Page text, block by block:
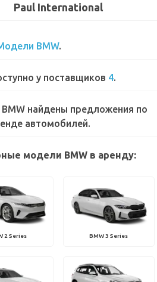
Paul International
BMW.
у поставщиков 4.
BMW найдены предложения по
автомобилей.
модели BMW в аренду:
2 Series BMW 3 Series